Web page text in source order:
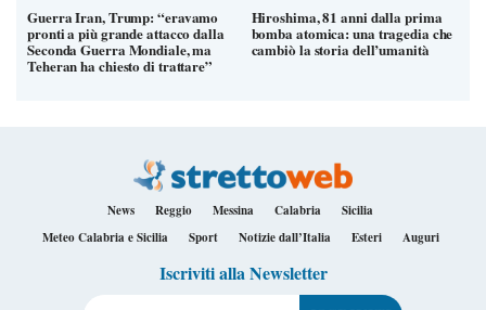
Guerra Iran, Trump: “eravamo
pronti a più grande attacco dalla
Seconda Guerra Mondiale, ma
Teheran ha chiesto di trattare”
Hiroshima, 81 anni dalla prima
bomba atomica: una tragedia che
cambiò la storia dell’umanità
News Reggio Messina Calabria
Sicilia
Meteo Calabria e Sicilia
Sport Notizie dall’Italia Esteri Auguri
Iscriviti alla Newsletter